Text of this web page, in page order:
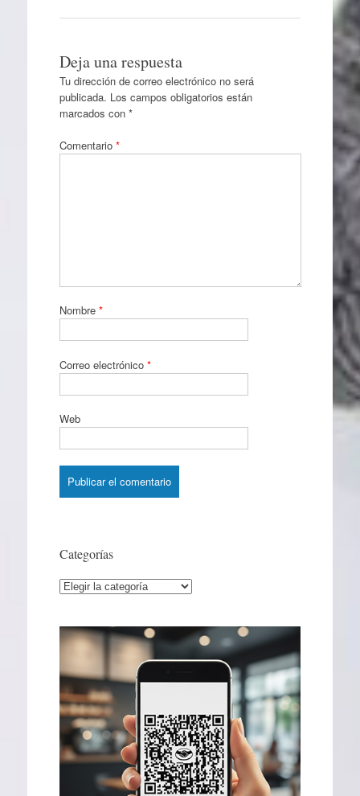
Deja una respuesta
Tu dirección de correo electrónico no será
publicada. Los campos obligatorios están
marcados con *
Comentario *
Nombre *
Correo electrónico *
Web
Categorías
Categorías